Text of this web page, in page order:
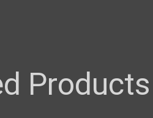
Products